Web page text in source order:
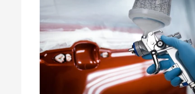
Can Coatings
Coil Coatings
Druckfarben
Energiespeicherung